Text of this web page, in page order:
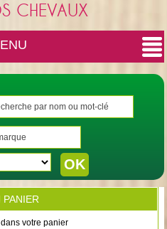
CHEVAUX
PANIER
votre panier